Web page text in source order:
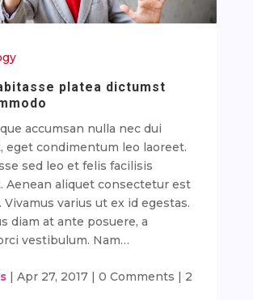
platea dictumst
accumsan nulla nec dui
eget condimentum leo laoreet.
sed leo et felis facilisis
Aenean aliquet consectetur est
varius ut ex id egestas.
diam at ante posuere, a
vestibulum. Nam…
| Apr 27, 2017| 0 Comments | 2